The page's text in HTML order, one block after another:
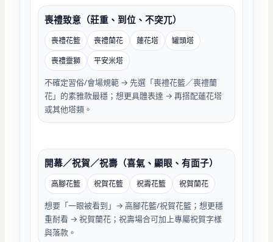
喪禮致意（莊重、到位、不突兀）
喪禮花籃 喪禮蘭花 蓮花塔
罐頭塔
喪禮靈獅
平安米塔
不確定習俗/會場規範 → 先選「喪禮花籃／喪禮蘭
花」的素雅款最穩；想更具體表達 → 再搭配蓮花塔
或其他塔類。
開幕／祝賀／祝壽（喜氣、顯眼、有面子）
高腳花籃 祝賀花籃 祝壽花籃 祝賀蘭花
想要「一眼被看到」→ 高腳花籃/祝賀花籃；想更穩
重耐看 → 祝賀蘭花；祝壽場合可加上專屬祝賀字樣
與落款。